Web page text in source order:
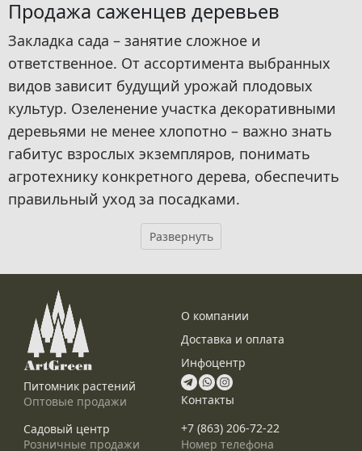
Продажа саженцев деревьев
Закладка сада – занятие сложное и
ответственное. От ассортимента выбранных
видов зависит будущий урожай плодовых
культур. Озеленение участка декоративными
деревьями не менее хлопотно – важно знать
габитус взрослых экземпляров, понимать
агротехнику конкретного дерева, обеспечить
правильный уход за посадками.
Питомник растений
Оптовые продажи
Садовый центр
Розничные продажи
О компании
Доставка и оплата
Инфоцентр
Контакты
+7 (863) 206-72-22
Номер телефона